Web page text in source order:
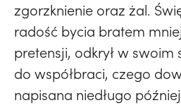
zgorzknienie oraz żal.
radość bycia bratem
pretensji, odkrył w swoim
do współbraci, czego
napisana niedługo później